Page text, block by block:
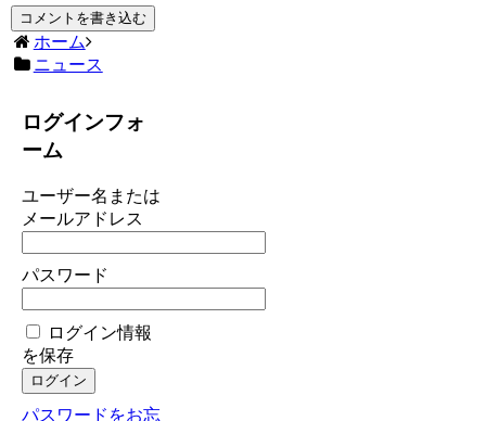
コメントを書き込む
ホーム
ニュース
ログインフォ
ーム
ユーザー名または
メールアドレス
パスワード
ログイン情報
を保存
パスワードをお忘